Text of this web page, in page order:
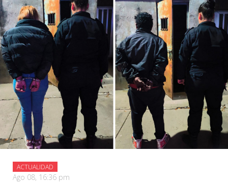
ACTUALIDAD
Ago 08, 16:36 pm